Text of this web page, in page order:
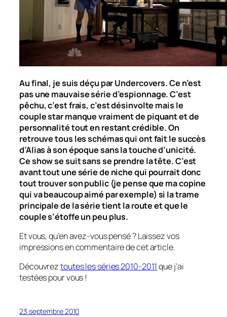
Au final, je suis déçu par Undercovers. Ce n’est
pas une mauvaise série d’espionnage. C’est
pêchu, c’est frais, c’est désinvolte mais le
couple star manque vraiment de piquant et de
personnalité tout en restant crédible. On
retrouve tous les schémas qui ont fait le succès
d’Alias à son époque sans la touche d’unicité.
Ce show se suit sans se prendre la tête. C’est
avant tout une série de niche qui pourrait donc
tout trouver son public (je pense que ma copine
qui va beaucoup aimé par exemple) si la trame
principale de la série tient la route et que le
couple s’étoffe un peu plus.
Et vous, qu’en avez-vous pensé ? Laissez vos
impressions en commentaire de cet article.
Découvreztoutes les séries 2010-2011que j’ai
testées pour vous !
23 septembre 2010